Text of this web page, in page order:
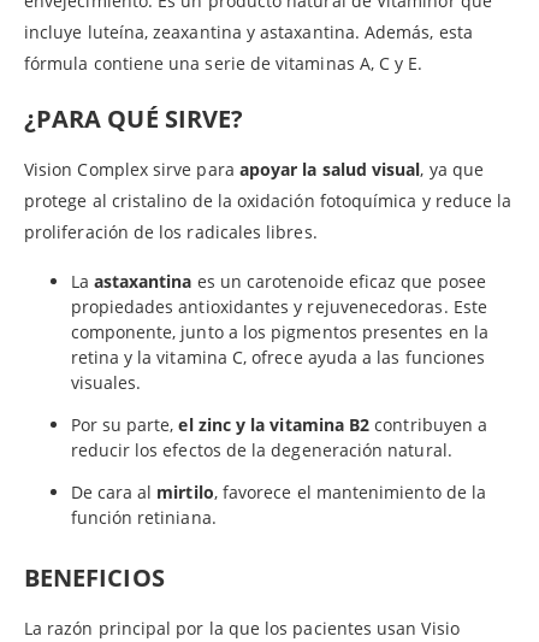
incluye luteína, zeaxantina y astaxantina. Además, esta
fórmula contiene una serie de vitaminas A, C y E.
¿PARA QUÉ SIRVE?
Vision Complex sirve para apoyar la salud visual, ya que
protege al cristalino de la oxidación fotoquímica y reduce la
proliferación de los radicales libres.
La astaxantina es un carotenoide eficaz que posee
propiedades antioxidantes y rejuvenecedoras. Este
componente, junto a los pigmentos presentes en la
retina y la vitamina C, ofrece ayuda a las funciones
visuales.
Por su parte,el zinc y la vitamina B2 contribuyen a
reducir los efectos de la degeneración natural.
De cara al mirtilo, favorece el mantenimiento de la
función retiniana.
BENEFICIOS
La razón principal por la que los pacientes usan Visio